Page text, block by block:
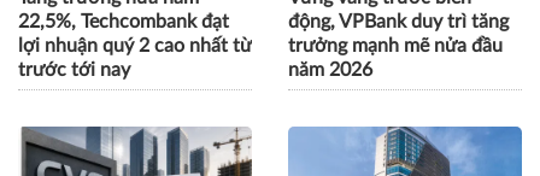
22,5%, Techcombank đạt
lợi nhuận quý 2 cao nhất từ
trước tới nay
động, VPBank duy trì tăng
trưởng mạnh mẽ nửa đầu
năm 2026